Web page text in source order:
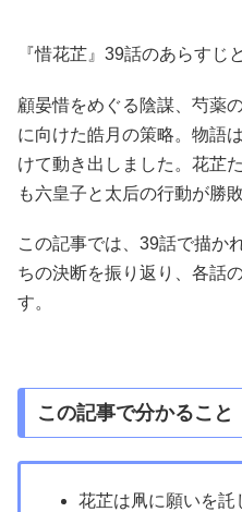
『惜花芷』39話のあらすじ
顧晏惜をめぐる陰謀、芍薬
に向けた皓月の策略。物語
けて動き出しました。花芷
も六皇子と太后の行動が勝
この記事では、39話で描か
ちの決断を振り返り、各話
す。
この記事で分かること
花芷は凧に願いを託